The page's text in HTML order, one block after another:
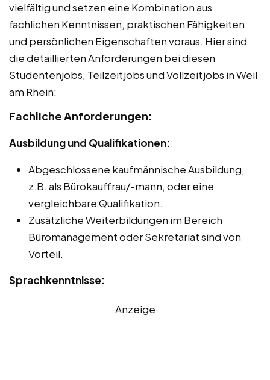
vielfältig und setzen eine Kombination aus
fachlichen Kenntnissen, praktischen Fähigkeiten
und persönlichen Eigenschaften voraus. Hier sind
die detaillierten Anforderungen bei diesen
Studentenjobs, Teilzeitjobs und Vollzeitjobs in Weil
am Rhein:
Fachliche Anforderungen:
Ausbildung und Qualifikationen:
Abgeschlossene kaufmännische Ausbildung,
z.B. als Bürokauffrau/-mann, oder eine
vergleichbare Qualifikation.
Zusätzliche Weiterbildungen im Bereich
Büromanagement oder Sekretariat sind von
Vorteil.
Sprachkenntnisse:
Anzeige